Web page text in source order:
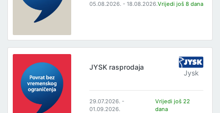
05.08.2026. - 18.08.2026.Vrijedi još 8 dana
JYSK rasprodaja
Jysk
29.07.2026. -
01.09.2026.
Vrijedi još 22
dana